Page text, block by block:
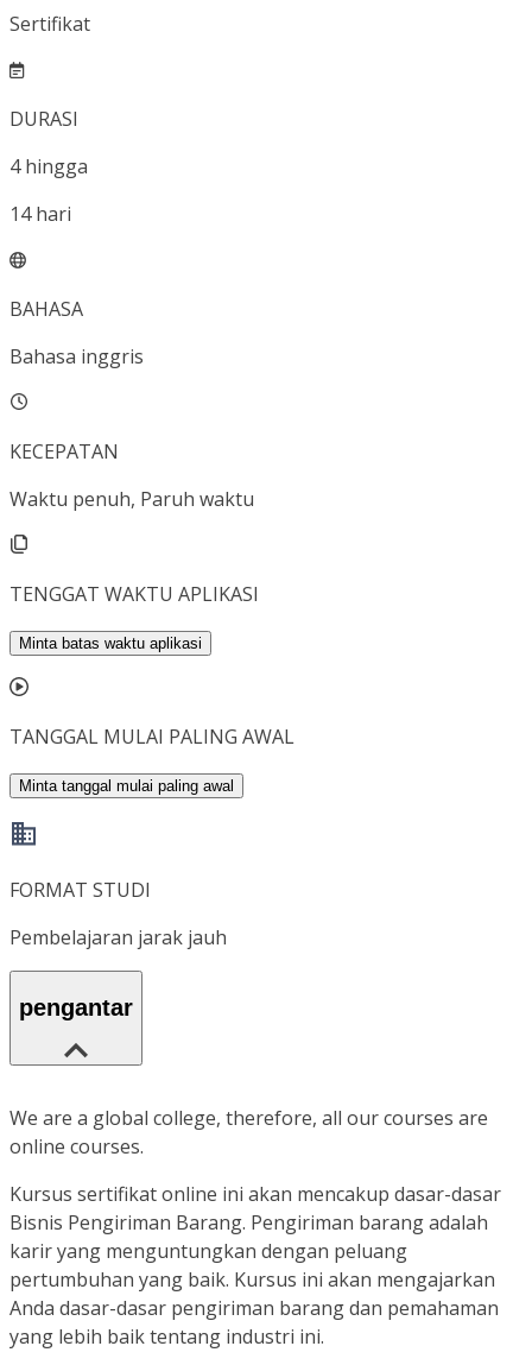
Sertifikat
DURASI
4 hingga
14 hari
BAHASA
Bahasa inggris
KECEPATAN
Waktu penuh, Paruh waktu
TENGGAT WAKTU APLIKASI
Minta batas waktu aplikasi
TANGGAL MULAI PALING AWAL
Minta tanggal mulai paling awal
FORMAT STUDI
Pembelajaran jarak jauh
pengantar
We are a global college, therefore, all our courses are
online courses.
Kursus sertifikat online ini akan mencakup dasar-dasar
Bisnis Pengiriman Barang. Pengiriman barang adalah
karir yang menguntungkan dengan peluang
pertumbuhan yang baik. Kursus ini akan mengajarkan
Anda dasar-dasar pengiriman barang dan pemahaman
yang lebih baik tentang industri ini.